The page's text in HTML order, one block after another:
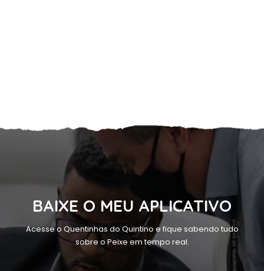
BAIXE O MEU APLICATIVO
Acesse o Quentinhas do Quintino e fique sabendo tudo
sobre o Peixe em tempo real.